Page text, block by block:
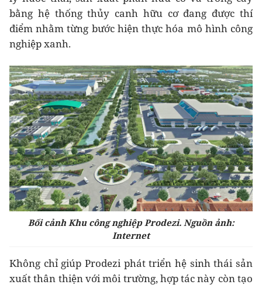
bằng hệ thống thủy canh hữu cơ đang được thí
điểm nhằm từng bước hiện thực hóa mô hình công
nghiệp xanh.
Bối cảnh Khu công nghiệp Prodezi. Nguồn ảnh:
Internet
Không chỉ giúp Prodezi phát triển hệ sinh thái sản
xuất thân thiện với môi trường, hợp tác này còn tạo